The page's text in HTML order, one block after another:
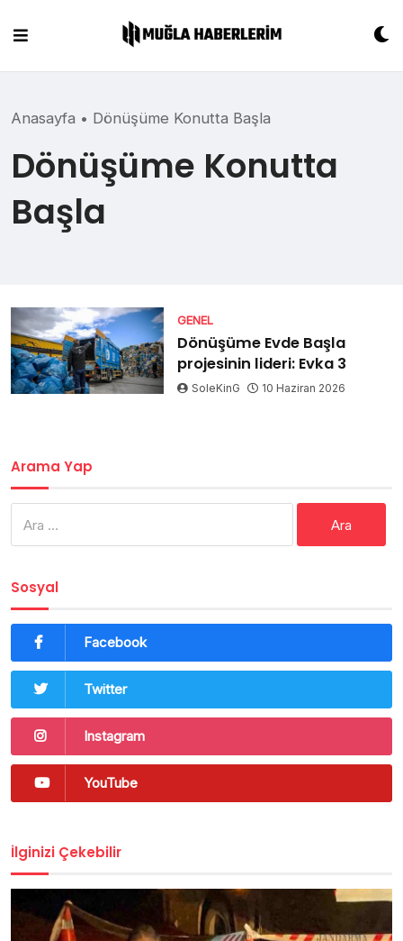
content
Anasayfa • Dönüşüme Konutta Başla
Dönüşüme Konutta
Başla
GENEL
Dönüşüme Evde Başla
projesinin lideri: Evka 3
SoleKinG 10 Haziran 2026
Arama Yap
Sosyal
Facebook
Twitter
Instagram
YouTube
İlginizi Çekebilir